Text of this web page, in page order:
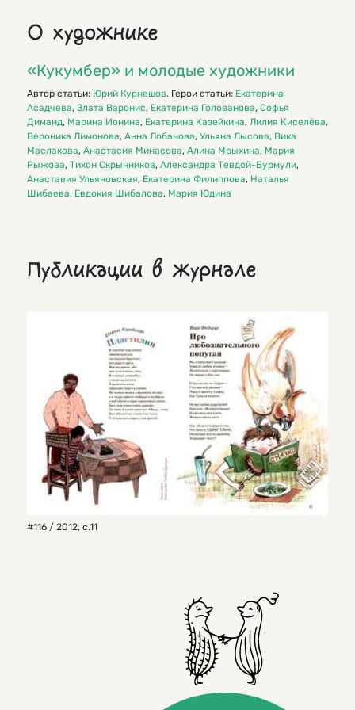
О художнике
«Кукумбер» и молодые художники
Автор статьи: Юрий Курнешов. Герои статьи: Екатерина
Асадчева, Злата Варонис, Екатерина Голованова, Софья
Диманд, Марина Ионина, Екатерина Казейкина, Лилия Киселёва,
Вероника Лимонова, Анна Лобанова, Ульяна Лысова, Вика
Маслакова, Анастасия Минасова, Алина Мрыхина, Мария
Рыжова, Тихон Скрынников, Александра Тевдой-Бурмули,
Анаставия Ульяновская, Екатерина Филиппова, Наталья
Шибаева, Евдокия Шибалова, Мария Юдина
Публикации в журнале
#116 / 2012, с.11